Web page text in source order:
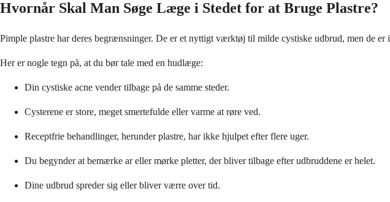
Hvornår Skal Man Søge Læge i Stedet for at Bruge Plastre?
Pimple plastre har deres begrænsninger. De er et nyttigt værktøj til milde cystiske udbrud, men de
Her er nogle tegn på, at du bør tale med en hudlæge:
Din cystiske acne vender tilbage på de samme steder.
Cysterene er store, meget smertefulde eller varme at røre ved.
Receptfrie behandlinger, herunder plastre, har ikke hjulpet efter flere uger.
Du begynder at bemærke ar eller mørke pletter, der bliver tilbage efter udbruddene er helet.
Dine udbrud spreder sig eller bliver værre over tid.